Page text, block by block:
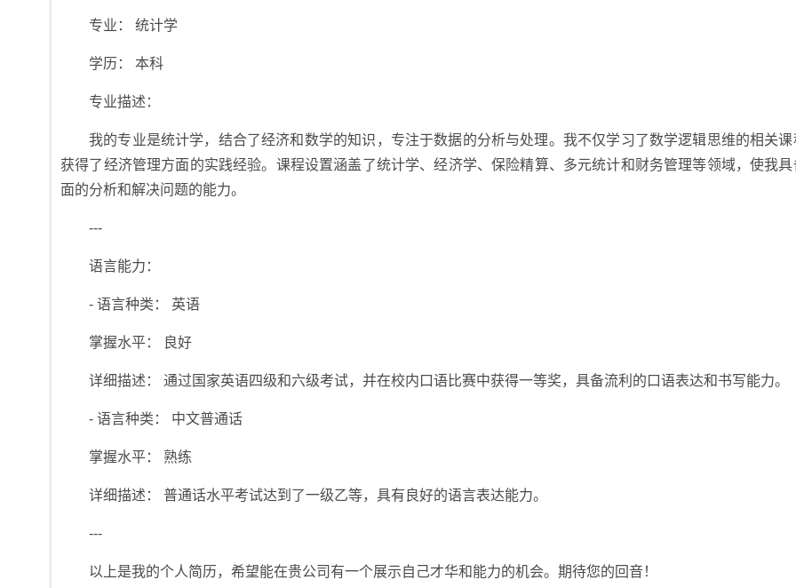
专业： 统计学
学历： 本科
专业描述：
我的专业是统计学，结合了经济和数学的知识，专注于数据的分析与处理。我不仅学习了数学逻辑思维的相关
获得了经济管理方面的实践经验。课程设置涵盖了统计学、经济学、保险精算、多元统计和财务管理等领域，使我
面的分析和解决问题的能力。
---
语言能力：
- 语言种类： 英语
掌握水平： 良好
详细描述： 通过国家英语四级和六级考试，并在校内口语比赛中获得一等奖，具备流利的口语表达和书写能力。
- 语言种类： 中文普通话
掌握水平： 熟练
详细描述： 普通话水平考试达到了一级乙等，具有良好的语言表达能力。
---
以上是我的个人简历，希望能在贵公司有一个展示自己才华和能力的机会。期待您的回音！